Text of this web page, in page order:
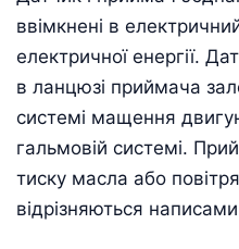
ввімкнені в
електричної енергії.
в ланцюзі приймача
системі мащення
гальмовій системі.
тиску масла або
відрізняються